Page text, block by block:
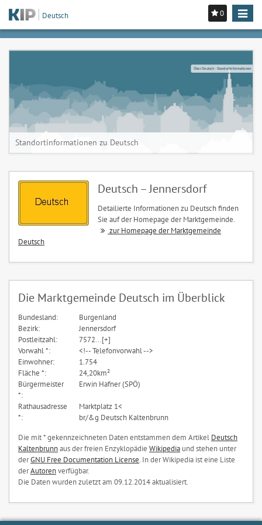
0
Toggle
Deutsch
Über Deutsch - Standortinformationen
Standortinformationen zu Deutsch
Deutsch – Jennersdorf
Detailierte Informationen zu Deutsch finden
Sie auf der Homepage der Marktgemeinde.
zur Homepage der Marktgemeinde
Deutsch
Die Marktgemeinde Deutsch im Überblick
Bundesland:
Burgenland
Bezirk:
Jennersdorf
Postleitzahl:
7572...[+]
Vorwahl *:
<!-- Telefonvorwahl -->
Einwohner:
1.754
Fläche *:
24,20km²
Bürgermeister
*:
Erwin Hafner (SPÖ)
Rathausadresse
*:
Marktplatz 1<
br/&g Deutsch Kaltenbrunn
Die mit * gekennzeichneten Daten entstammen dem Artikel Deutsch
Kaltenbrunnaus der freien Enzyklopädie Wikipedia und stehen unter
derGNU Free Documentation License. In der Wikipedia ist eine Liste
derAutorenverfügbar.
Die Daten wurden zuletzt am 09.12.2014 aktualisiert.